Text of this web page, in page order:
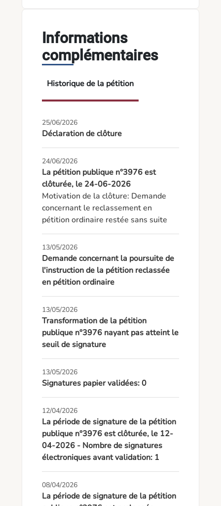
Informations
complémentaires
Historique de la pétition
25/06/2026
Déclaration de clôture
24/06/2026
La pétition publique n°3976 est
clôturée, le 24-06-2026
Motivation de la clôture: Demande
concernant le reclassement en
pétition ordinaire restée sans suite
13/05/2026
Demande concernant la poursuite de
l'instruction de la pétition reclassée
en pétition ordinaire
13/05/2026
Transformation de la pétition
publique n°3976 nayant pas atteint le
seuil de signature
13/05/2026
Signatures papier validées: 0
12/04/2026
La période de signature de la pétition
publique n°3976 est clôturée, le 12-
04-2026 - Nombre de signatures
électroniques avant validation: 1
08/04/2026
La période de signature de la pétition